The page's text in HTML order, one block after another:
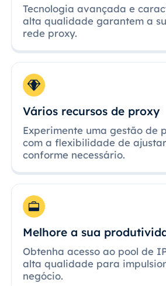
Tecnologia avançada e
alta qualidade garantem a
rede proxy.
Vários recursos de proxy
Experimente uma gestão de
com a flexibilidade de
conforme necessário.
Melhore a sua
Obtenha acesso ao pool de
alta qualidade para
negócio.